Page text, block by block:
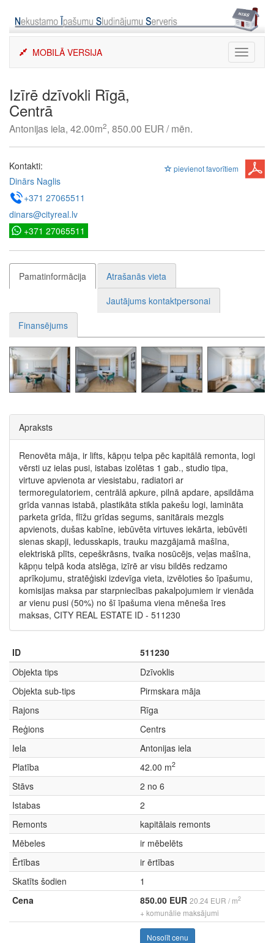
content
Toggle
MOBILĀ VERSIJA
Izīrē dzīvokli Rīgā,
Centrā
Antonijas iela, 42.00m2, 850.00 EUR / mēn.
pievienot favorītiem
Kontakti:
Dinārs Naglis
+371 27065511
dinars@cityreal.lv
+371 27065511
Pamatinformācija
Atrašanās vieta
Jautājums kontaktpersonai
Finansējums
Apraksts
Renovēta māja, ir lifts, kāpņu telpa pēc kapitālā remonta, logi
vērsti uz ielas pusi, istabas izolētas 1 gab., studio tipa,
virtuve apvienota ar viesistabu, radiatori ar
termoregulatoriem, centrālā apkure, pilnā apdare, apsildāma
grīda vannas istabā, plastikāta stikla pakešu logi, lamināta
parketa grīda, flīžu grīdas segums, sanitārais mezgls
apvienots, dušas kabīne, iebūvēta virtuves iekārta, iebūvēti
sienas skapji, ledusskapis, trauku mazgājamā mašīna,
elektriskā plīts, cepeškrāsns, tvaika nosūcējs, veļas mašīna,
kāpņu telpā koda atslēga, izīrē ar visu bildēs redzamo
aprīkojumu, stratēģiski izdevīga vieta, izvēloties šo īpašumu,
komisijas maksa par starpniecības pakalpojumiem ir vienāda
ar vienu pusi (50%) no šī īpašuma viena mēneša īres
maksas, CITY REAL ESTATE ID - 511230
ID
511230
Objekta tips
Dzīvoklis
Objekta sub-tips
Pirmskara māja
Rajons
Rīga
Reģions
Centrs
Iela
Antonijas iela
Platība
42.00 m2
Stāvs
2 no 6
Istabas
2
Remonts
kapitālais remonts
Mēbeles
ir mēbelēts
Ērtības
ir ērtības
Skatīts šodien
1
Cena
850.00 EUR 20.24 EUR / m2
+ komunālie maksājumi
Nosolīt cenu